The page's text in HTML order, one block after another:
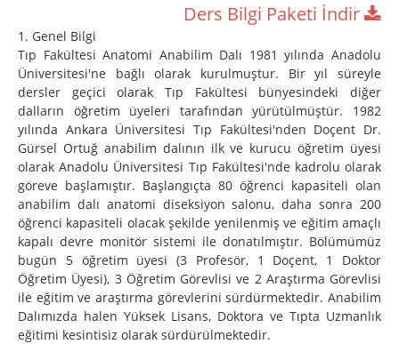
Ders Bilgi Paketi İndir
1. Genel Bilgi
Tıp Fakültesi Anatomi Anabilim Dalı 1981 yılında Anadolu
Üniversitesi'ne bağlı olarak kurulmuştur. Bir yıl süreyle
dersler geçici olarak Tıp Fakültesi bünyesindeki diğer
dalların öğretim üyeleri tarafından yürütülmüştür. 1982
yılında Ankara Üniversitesi Tıp Fakültesi'nden Doçent Dr.
Gürsel Ortuğ anabilim dalının ilk ve kurucu öğretim üyesi
olarak Anadolu Üniversitesi Tıp Fakültesi'nde kadrolu olarak
göreve başlamıştır. Başlangıçta 80 öğrenci kapasiteli olan
anabilim dalı anatomi diseksiyon salonu, daha sonra 200
öğrenci kapasiteli olacak şekilde yenilenmiş ve eğitim amaçlı
kapalı devre monitör sistemi ile donatılmıştır. Bölümümüz
bugün 5 öğretim üyesi (3 Profesör, 1 Doçent, 1 Doktor
Öğretim Üyesi), 3 Öğretim Görevlisi ve 2 Araştırma Görevlisi
ile eğitim ve araştırma görevlerini sürdürmektedir. Anabilim
Dalımızda halen Yüksek Lisans, Doktora ve Tıpta Uzmanlık
eğitimi kesintisiz olarak sürdürülmektedir.